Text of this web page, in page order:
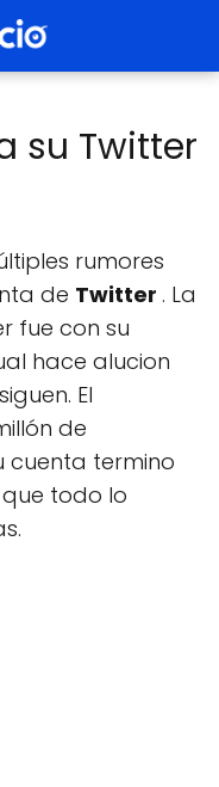
su Twitter
rumores
de Twitter . La
fue con su
hace alucion
El
de
cuenta termino
todo lo